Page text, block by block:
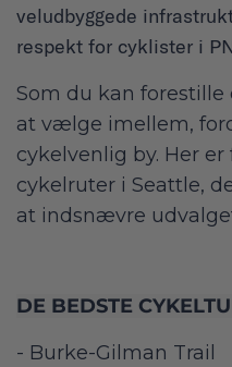
veludbyggede
respekt for cyklister i
Som du kan
at vælge imellem,
cykelvenlig by. Her
cykelruter i Seattle,
at indsnævre
DE BEDSTE
- Burke-Gilman Trail